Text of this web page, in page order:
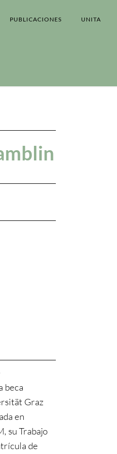
PUBLICACIONES UNITA
beca
Graz
en
su Trabajo
de